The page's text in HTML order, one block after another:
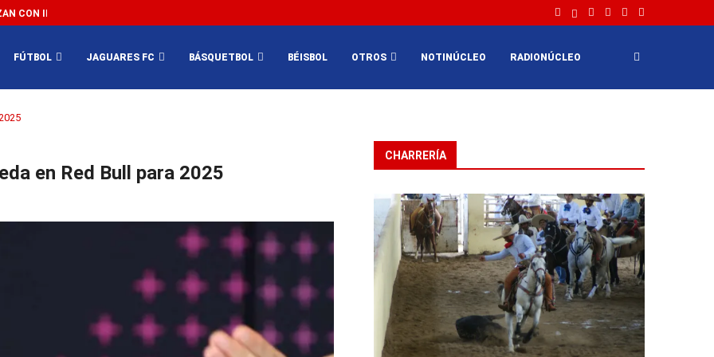
CON IMPEDIR EL MÉXICO VS SUDÁFRICA...
FÚTBOL JAGUARES FC BÁSQUETBOL BÉISBOL OTROS NOTINÚCLEO RADIONÚCLEO
en Red Bull para 2025
CHARRERÍA